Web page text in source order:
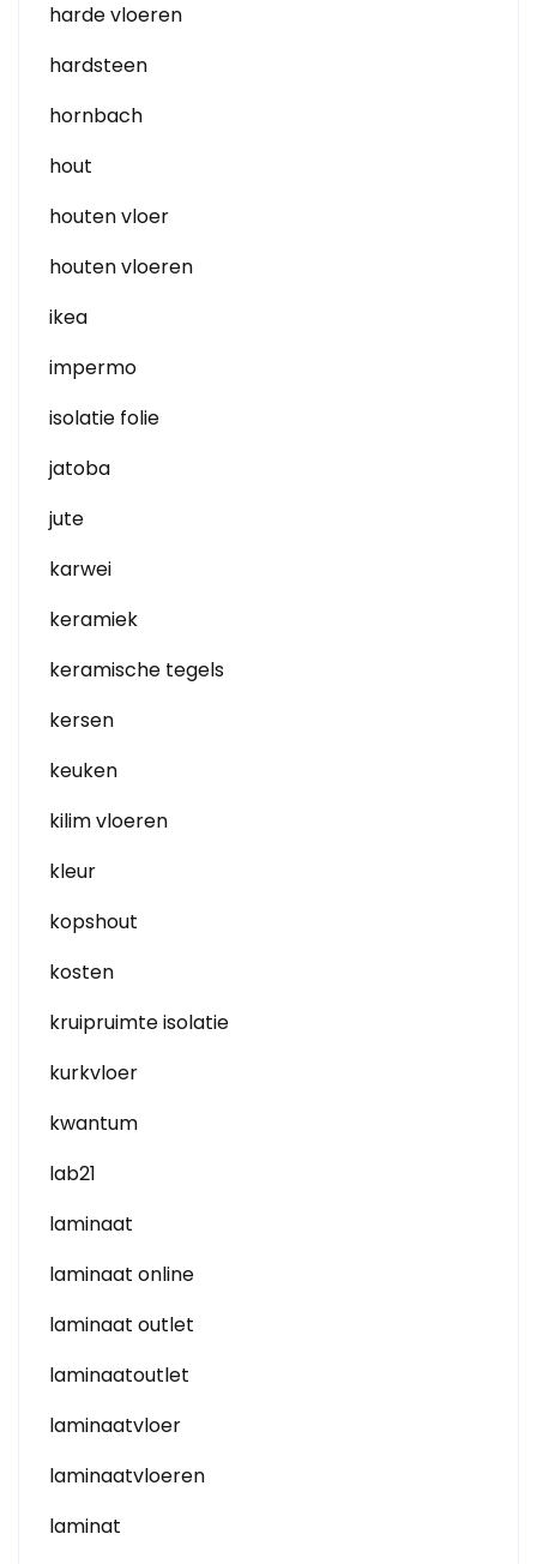
harde vloeren
hardsteen
hornbach
hout
houten vloer
houten vloeren
ikea
impermo
isolatie folie
jatoba
jute
karwei
keramiek
keramische tegels
kersen
keuken
kilim vloeren
kleur
kopshout
kosten
kruipruimte isolatie
kurkvloer
kwantum
lab21
laminaat
laminaat online
laminaat outlet
laminaatoutlet
laminaatvloer
laminaatvloeren
laminat